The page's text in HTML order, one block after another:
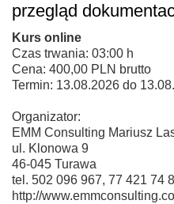
przegląd
Kurs online
Czas trwania: 03:00 h
Cena: 400,00 PLN brutto
Termin: 13.08.2026 do
Organizator:
EMM Consulting Mariusz
ul. Klonowa 9
46-045 Turawa
tel. 502 096 967, 77 421 74
http://